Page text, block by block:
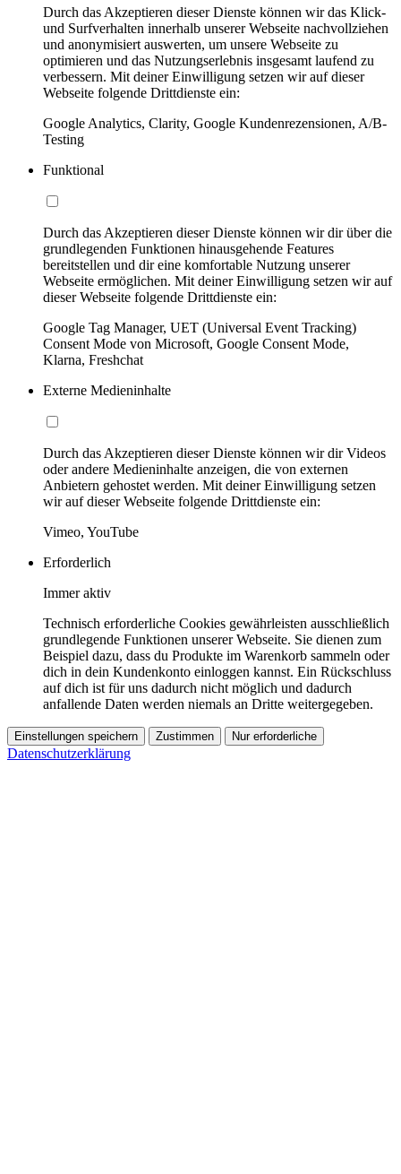
Durch das Akzeptieren dieser Dienste können wir das Klick-
und Surfverhalten innerhalb unserer Webseite nachvollziehen
und anonymisiert auswerten, um unsere Webseite zu
optimieren und das Nutzungserlebnis insgesamt laufend zu
verbessern. Mit deiner Einwilligung setzen wir auf dieser
Webseite folgende Drittdienste ein:
Google Analytics, Clarity, Google Kundenrezensionen, A/B-
Testing
Funktional
Durch das Akzeptieren dieser Dienste können wir dir über die
grundlegenden Funktionen hinausgehende Features
bereitstellen und dir eine komfortable Nutzung unserer
Webseite ermöglichen. Mit deiner Einwilligung setzen wir auf
dieser Webseite folgende Drittdienste ein:
Google Tag Manager, UET (Universal Event Tracking)
Consent Mode von Microsoft, Google Consent Mode,
Klarna, Freshchat
Externe Medieninhalte
Durch das Akzeptieren dieser Dienste können wir dir Videos
oder andere Medieninhalte anzeigen, die von externen
Anbietern gehostet werden. Mit deiner Einwilligung setzen
wir auf dieser Webseite folgende Drittdienste ein:
Vimeo, YouTube
Erforderlich
Immer aktiv
Technisch erforderliche Cookies gewährleisten ausschließlich
grundlegende Funktionen unserer Webseite. Sie dienen zum
Beispiel dazu, dass du Produkte im Warenkorb sammeln oder
dich in dein Kundenkonto einloggen kannst. Ein Rückschluss
auf dich ist für uns dadurch nicht möglich und dadurch
anfallende Daten werden niemals an Dritte weitergegeben.
Einstellungen speichern Zustimmen Nur erforderliche
Datenschutzerklärung